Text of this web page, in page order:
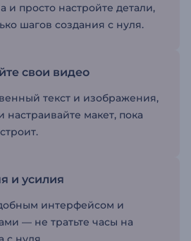
и просто настройте детали,
шагов создания с нуля.
свои видео
текст и изображения,
настраивайте макет, пока
и усилия
интерфейсом и
— не тратьте часы на